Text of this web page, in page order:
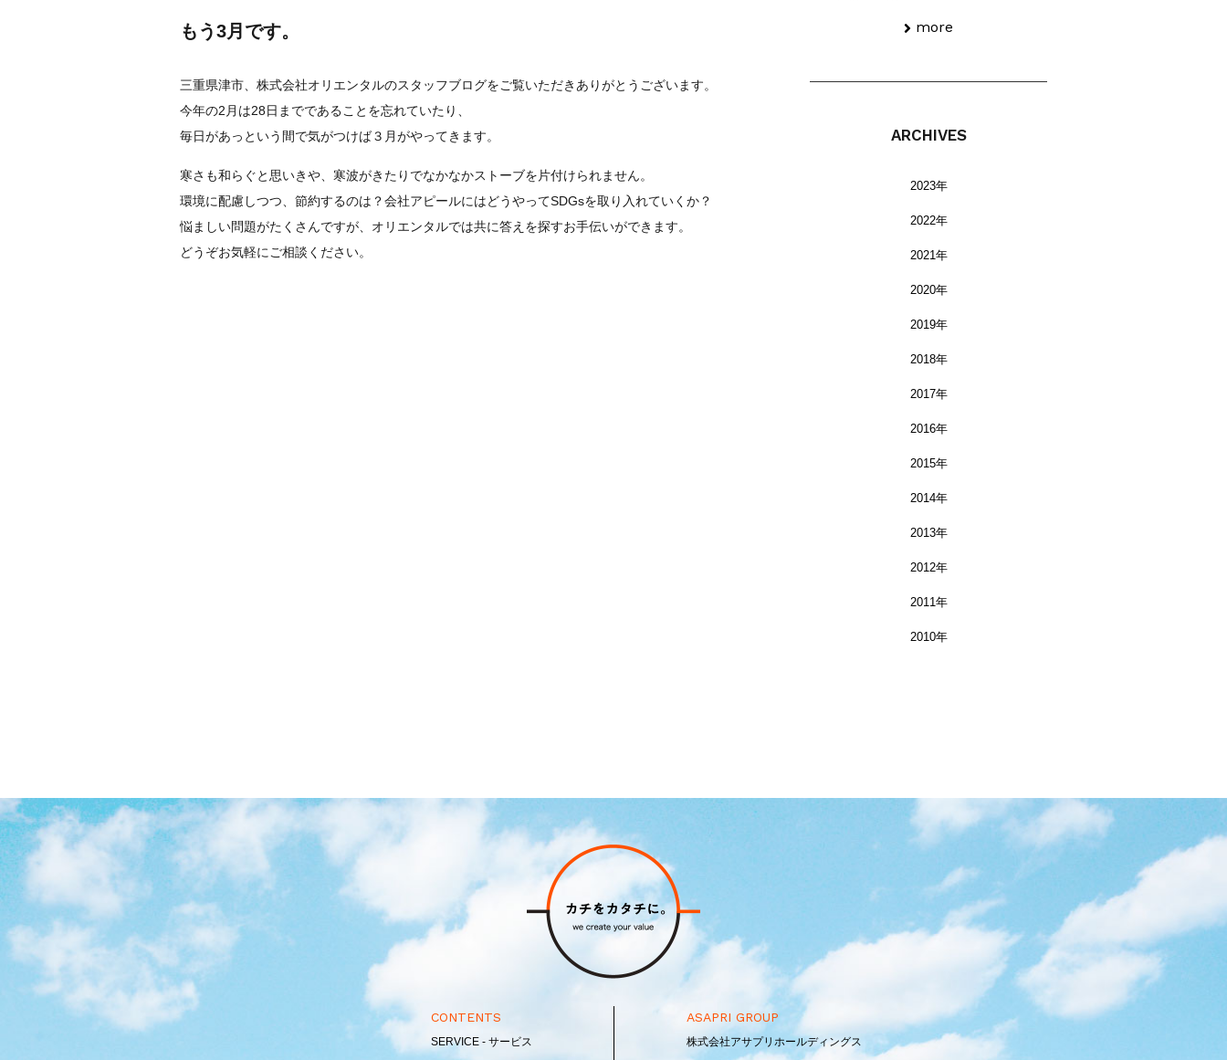
もう3月です。
三重県津市、株式会社オリエンタルのスタッフブログをご覧いただきありがとうございます。
今年の2月は28日までであることを忘れていたり、
毎日があっという間で気がつけば３月がやってきます。
寒さも和らぐと思いきや、寒波がきたりでなかなかストーブを片付けられません。
環境に配慮しつつ、節約するのは？会社アピールにはどうやってSDGsを取り入れていくか？
悩ましい問題がたくさんですが、オリエンタルでは共に答えを探すお手伝いができます。
どうぞお気軽にご相談ください。
more
ARCHIVES
2023年
2022年
2021年
2020年
2019年
2018年
2017年
2016年
2015年
2014年
2013年
2012年
2011年
2010年
CONTENTS
SERVICE - サービス
ASAPRI GROUP
株式会社アサプリホールディングス